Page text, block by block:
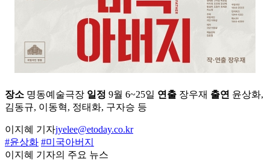
장소 명동예술극장 일정 9월 6~25일 연출 장우재 출연 윤상화,
김동규, 이동혁, 정태화, 구자승 등
이지혜 기자jyelee@etoday.co.kr
#윤상화 #미국아버지
이지혜 기자의 주요 뉴스